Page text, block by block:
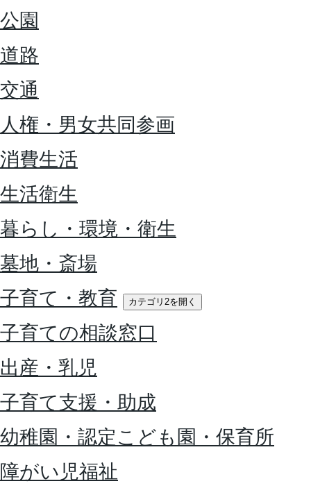
公園
道路
交通
人権・男女共同参画
消費生活
生活衛生
暮らし・環境・衛生
墓地・斎場
子育て・教育
カテゴリ2を開く
子育ての相談窓口
出産・乳児
子育て支援・助成
幼稚園・認定こども園・保育所
障がい児福祉